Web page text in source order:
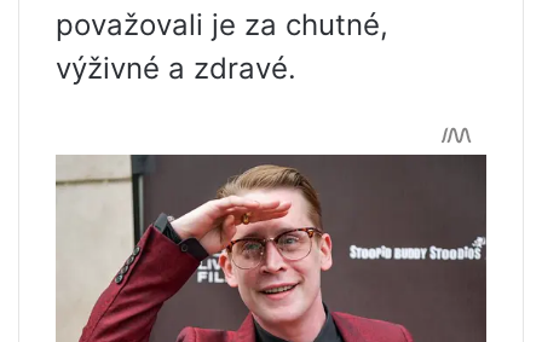
považovali je za chutné,
výživné a zdravé.